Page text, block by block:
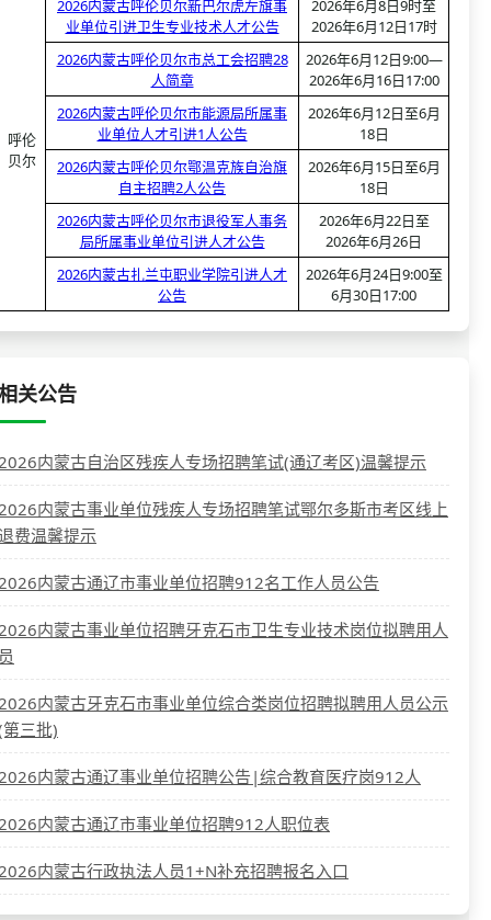
呼伦
贝尔
2026内蒙古呼伦贝尔新巴尔虎左旗事
业单位引进卫生专业技术人才公告
2026年6月8日9时至
2026年6月12日17时
2026内蒙古呼伦贝尔市总工会招聘28
人简章
2026年6月12日9:00—
2026年6月16日17:00
2026内蒙古呼伦贝尔市能源局所属事
业单位人才引进1人公告
2026年6月12日至6月
18日
2026内蒙古呼伦贝尔鄂温克族自治旗
自主招聘2人公告
2026年6月15日至6月
18日
2026内蒙古呼伦贝尔市退役军人事务
局所属事业单位引进人才公告
2026年6月22日至
2026年6月26日
2026内蒙古扎兰屯职业学院引进人才
公告
2026年6月24日9:00至
6月30日17:00
关公告
内蒙古自治区残疾人专场招聘笔试(通辽考区)温馨提示
内蒙古事业单位残疾人专场招聘笔试鄂尔多斯市考区线上
费温馨提示
内蒙古通辽市事业单位招聘912名工作人员公告
内蒙古事业单位招聘牙克石市卫生专业技术岗位拟聘用人
内蒙古牙克石市事业单位综合类岗位招聘拟聘用人员公示
三批)
内蒙古通辽事业单位招聘公告|综合教育医疗岗912人
内蒙古通辽市事业单位招聘912人职位表
内蒙古行政执法人员1+N补充招聘报名入口